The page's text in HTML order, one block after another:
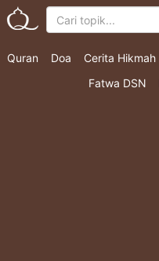
Quran Doa Cerita Hikmah
Fatwa DSN